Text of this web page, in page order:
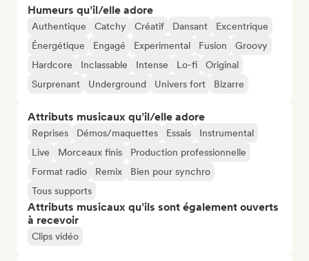
Humeurs qu’il/elle adore
Authentique Catchy Créatif Dansant
Excentrique
Énergétique
Engagé Experimental Fusion
Groovy
Hardcore
Inclassable Intense Lo-fi
Original
Surprenant
Underground Univers fort Bizarre
Attributs musicaux qu’il/elle adore
Reprises Démos/maquettes Essais
Instrumental
Live
Morceaux finis
Production professionnelle
Format radio
Remix
Bien pour synchro
Tous supports
Attributs musicaux qu’ils sont également ouverts
à recevoir
Clips vidéo